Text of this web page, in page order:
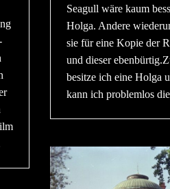
Seagull wäre kaum
Holga. Andere
sie für eine Kopie der
und dieser
besitze ich eine Holga
kann ich problemlos